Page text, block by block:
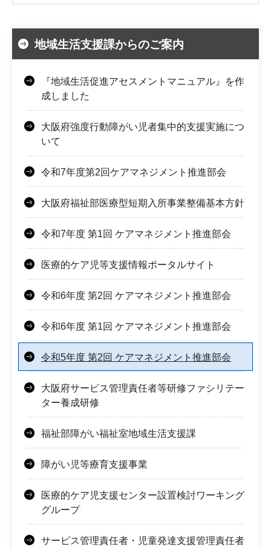
地域生活支援課からのご案内
『地域生活促進アセスメントマニュアル』を作
成しました
大阪府強度行動障がい児者集中的支援実施につ
いて
令和7年度第2回ケアマネジメント推進部会
大阪府福祉部医療型短期入所事業整備基本方針
令和7年度 第1回 ケアマネジメント推進部会
医療的ケア児等支援情報ポータルサイト
令和6年度 第2回 ケアマネジメント推進部会
令和6年度 第1回 ケアマネジメント推進部会
令和5年度 第2回 ケアマネジメント推進部会
大阪府サービス管理責任者等研修ファシリテー
ター養成研修
福祉部障がい福祉室地域生活支援課
障がい児等療育支援事業
医療的ケア児支援センター設置検討ワーキング
グループ
サービス管理責任者・児童発達支援管理責任者